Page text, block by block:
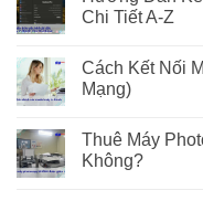
Chi Tiết A-Z
Cách Kết Nối
Mạng)
Thuê Máy
Không?